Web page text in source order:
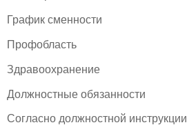
График сменности
Профобласть
Здравоохранение
Должностные обязанности
Согласно должностной инструкции